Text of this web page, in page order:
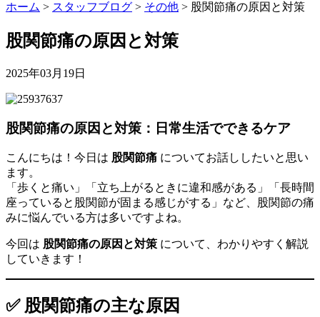
ホーム > スタッフブログ > その他 > 股関節痛の原因と対策
股関節痛の原因と対策
2025年03月19日
股関節痛の原因と対策：日常生活でできるケア
こんにちは！今日は 股関節痛 についてお話ししたいと思い
ます。
「歩くと痛い」「立ち上がるときに違和感がある」「長時間
座っていると股関節が固まる感じがする」など、股関節の痛
みに悩んでいる方は多いですよね。
今回は 股関節痛の原因と対策 について、わかりやすく解説
していきます！
✅ 股関節痛の主な原因